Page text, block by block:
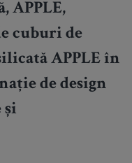
APPLE,
cuburi de
APPLE în
de design
și